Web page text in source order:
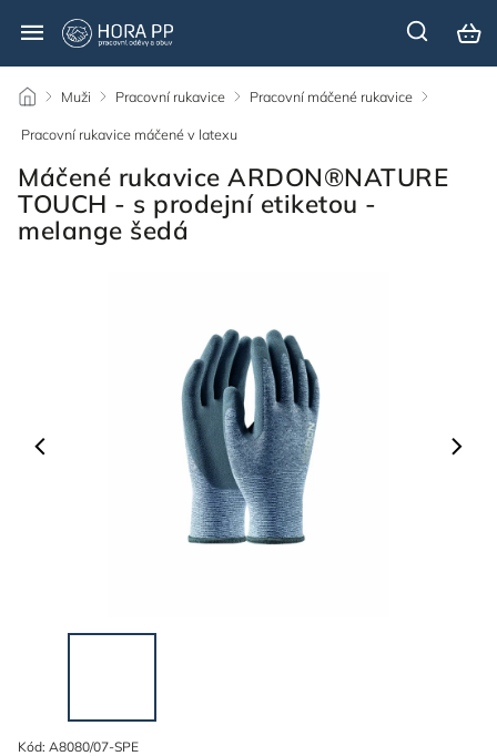
/ Muži / Pracovní rukavice / Pracovní máčené rukavice /
Pracovní rukavice máčené v latexu
Máčené rukavice ARDON®NATURE
TOUCH - s prodejní etiketou -
melange šedá
Kód: A8080/07-SPE